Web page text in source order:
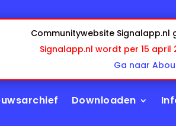
Communitywebsite
Signalapp.nl wordt per 15
Ga naar
Downloaden